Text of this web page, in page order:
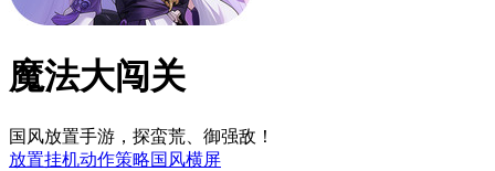
魔法大闯关
国风放置手游，探蛮荒、御强敌！
放置挂机动作策略国风横屏